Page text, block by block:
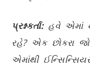
પ્રશ્નકર્તા:હવે એમાં
રહે? એક છોકરા
એમાંથી